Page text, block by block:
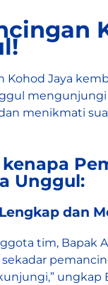
Kohod Jaya
menikmati
kenapa
Unggul:
dan
tim, Bapak
ungkap